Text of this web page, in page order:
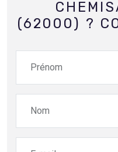
(62000) ?
Prénom
Nom